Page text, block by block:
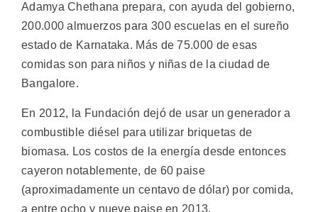
Adamya Chethana prepara, con ayuda del gobierno,
200.000 almuerzos para 300 escuelas en el sureño
estado de Karnataka. Más de 75.000 de esas
comidas son para niños y niñas de la ciudad de
Bangalore.
En 2012, la Fundación dejó de usar un generador a
combustible diésel para utilizar briquetas de
biomasa. Los costos de la energía desde entonces
cayeron notablemente, de 60 paise
(aproximadamente un centavo de dólar) por comida,
a entre ocho y nueve paise en 2013.